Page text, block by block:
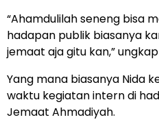
“Ahamdulilah seneng bisa
hadapan publik biasanya
jemaat aja gitu kan,”
Yang mana biasanya Nida
waktu kegiatan intern di
Jemaat Ahmadiyah.